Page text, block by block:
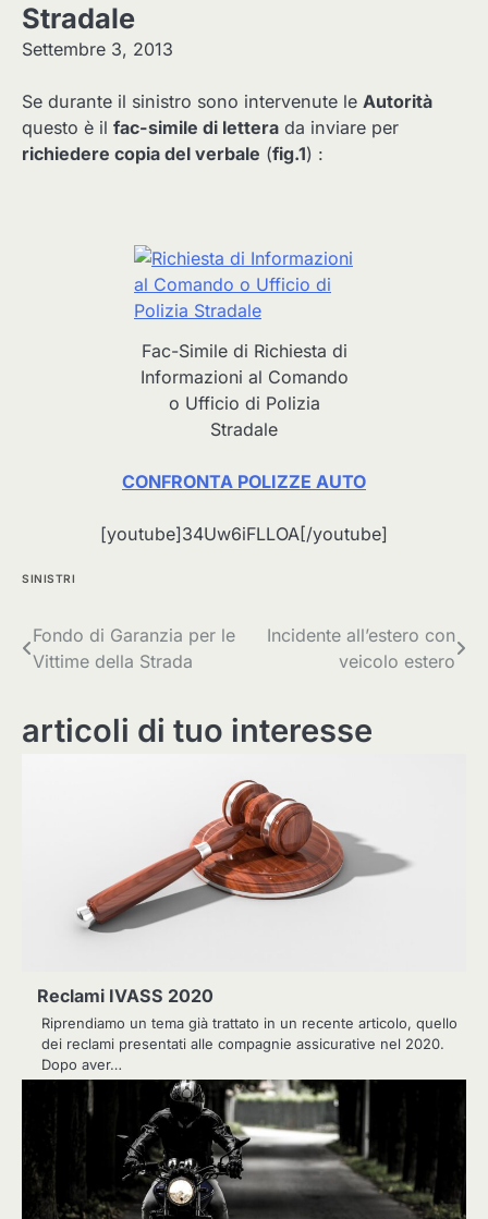
Stradale
Settembre 3, 2013
Se durante il sinistro sono intervenute le Autorità
questo è il fac-simile di lettera da inviare per
richiedere copia del verbale (fig.1) :
Fac-Simile di Richiesta di
Informazioni al Comando
o Ufficio di Polizia
Stradale
CONFRONTA POLIZZE AUTO
[youtube]34Uw6iFLLOA[/youtube]
SINISTRI
Navigazione
Fondo di Garanzia per le
Vittime della Strada
Incidente all’estero con
veicolo estero
articoli di tuo interesse
Reclami IVASS 2020
Riprendiamo un tema già trattato in un recente articolo, quello
dei reclami presentati alle compagnie assicurative nel 2020.
Dopo aver…